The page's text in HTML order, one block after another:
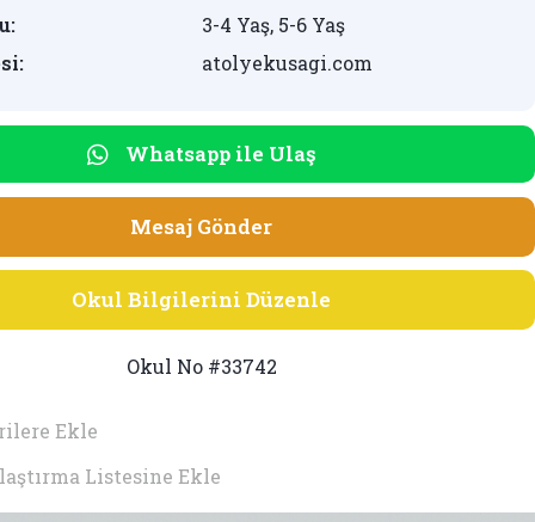
3-4 Yaş, 5-6 Yaş
atolyekusagi.com
Whatsapp ile Ulaş
Mesaj Gönder
Okul Bilgilerini Düzenle
Okul No #33742
Ekle
Listesine Ekle